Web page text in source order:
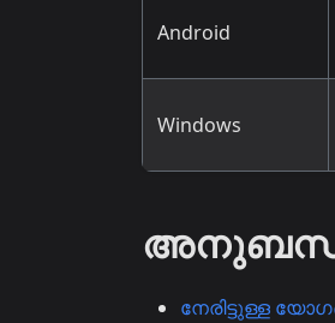
Android
Windows
അനുബന്ധ
നേരിട്ടുള്ള